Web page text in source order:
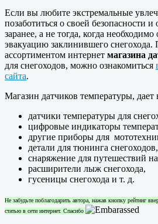
Если вы любите экстремальные
позаботиться о своей безопасности
заранее, а не тогда, когда
эвакуацию заклинившего снегохода.
ассортиментом интернет магазина
для снегоходов, можно ознакомиться
сайта.
Магазин датчиков температуры, дает
датчики температуры для
цифровые индикаторы
другие приборы для
детали для тюнинга снегоходов,
снаряжение для путешествий
расширители лыж снегохода,
гусеницы снегохода и т. д.
Не забудьте поблагодарить автора, нажав кнопку рейтинг
статью в сети интернет. Спасибо